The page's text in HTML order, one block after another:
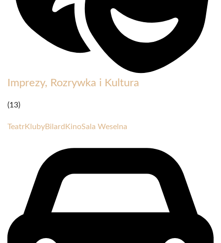
Imprezy, Rozrywka i Kultura
(13)
TeatrKlubyBilard KinoSala Weselna